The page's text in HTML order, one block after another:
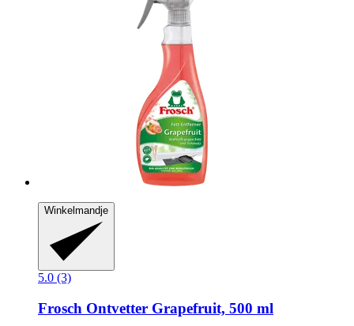
Winkelmandje
5.0 (3)
Frosch Ontvetter Grapefruit, 500 ml